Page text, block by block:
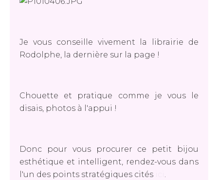
Je vous conseille vivement la librairie de
Rodolphe, la dernière sur la page !
Chouette et pratique comme je vous le
disais, photos à l'appui !
Donc pour vous procurer ce petit bijou
esthétique et intelligent, rendez-vous dans
l'un des points stratégiques cités
.